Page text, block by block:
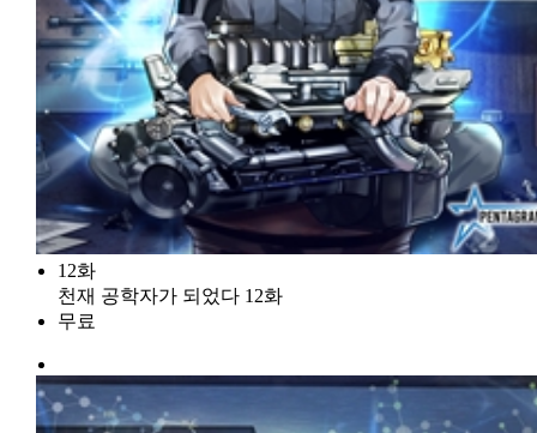
12화
천재 공학자가 되었다 12화
무료